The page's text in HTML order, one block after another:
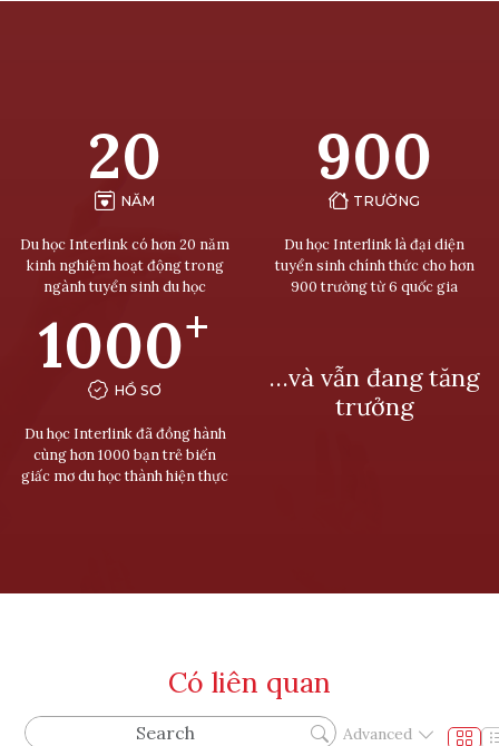
20
NĂM
Du học Interlink có hơn 20 năm
kinh nghiệm hoạt động trong
ngành tuyển sinh du học
900
TRƯỜNG
Du học Interlink là đại diện
tuyển sinh chính thức cho hơn
900 trường từ 6 quốc gia
1000+
HỒ SƠ
Du học Interlink đã đồng hành
cùng hơn 1000 bạn trẻ biến
giấc mơ du học thành hiện thực
…và vẫn đang tăng
trưởng
Có liên quan
Advanced